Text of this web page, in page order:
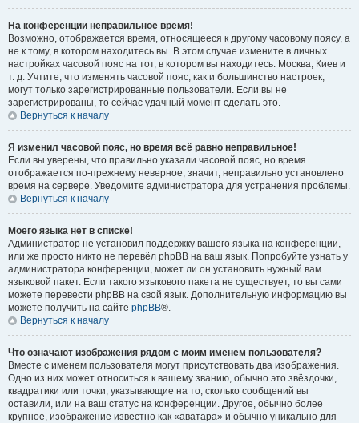
На конференции неправильное время!
Возможно, отображается время, относящееся к другому часовому поясу, а
не к тому, в котором находитесь вы. В этом случае измените в личных
настройках часовой пояс на тот, в котором вы находитесь: Москва, Киев и
т. д. Учтите, что изменять часовой пояс, как и большинство настроек,
могут только зарегистрированные пользователи. Если вы не
зарегистрированы, то сейчас удачный момент сделать это.
Вернуться к началу
Я изменил часовой пояс, но время всё равно неправильное!
Если вы уверены, что правильно указали часовой пояс, но время
отображается по-прежнему неверное, значит, неправильно установлено
время на сервере. Уведомите администратора для устранения проблемы.
Вернуться к началу
Моего языка нет в списке!
Администратор не установил поддержку вашего языка на конференции,
или же просто никто не перевёл phpBB на ваш язык. Попробуйте узнать у
администратора конференции, может ли он установить нужный вам
языковой пакет. Если такого языкового пакета не существует, то вы сами
можете перевести phpBB на свой язык. Дополнительную информацию вы
можете получить на сайте phpBB®.
Вернуться к началу
Что означают изображения рядом с моим именем пользователя?
Вместе с именем пользователя могут присутствовать два изображения.
Одно из них может относиться к вашему званию, обычно это звёздочки,
квадратики или точки, указывающие на то, сколько сообщений вы
оставили, или на ваш статус на конференции. Другое, обычно более
крупное, изображение известно как «аватара» и обычно уникально для